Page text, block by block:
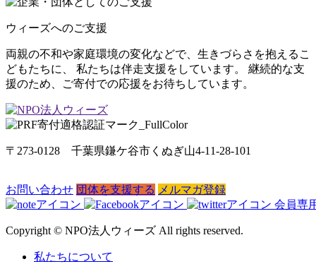
ウィーズへのご支援
両親の不和や家庭環境の変化などで、生きづらさを抱えるこ
どもたちに、 私たちは伴走支援をしています。 継続的な支
援のため、ご寄付での応援をお待ちしています。
〒273-0128 千葉県鎌ケ谷市くぬぎ山4-11-28-101
お問い合わせ 団体を支援する メルマガ登録
会員専
Copyright © NPO法人ウィーズ All rights reserved.
私たちについて